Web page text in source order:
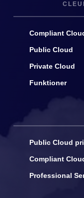
Compliant
Public Cloud
Private Cloud
Funktioner
Public Cloud
Compliant
Professional